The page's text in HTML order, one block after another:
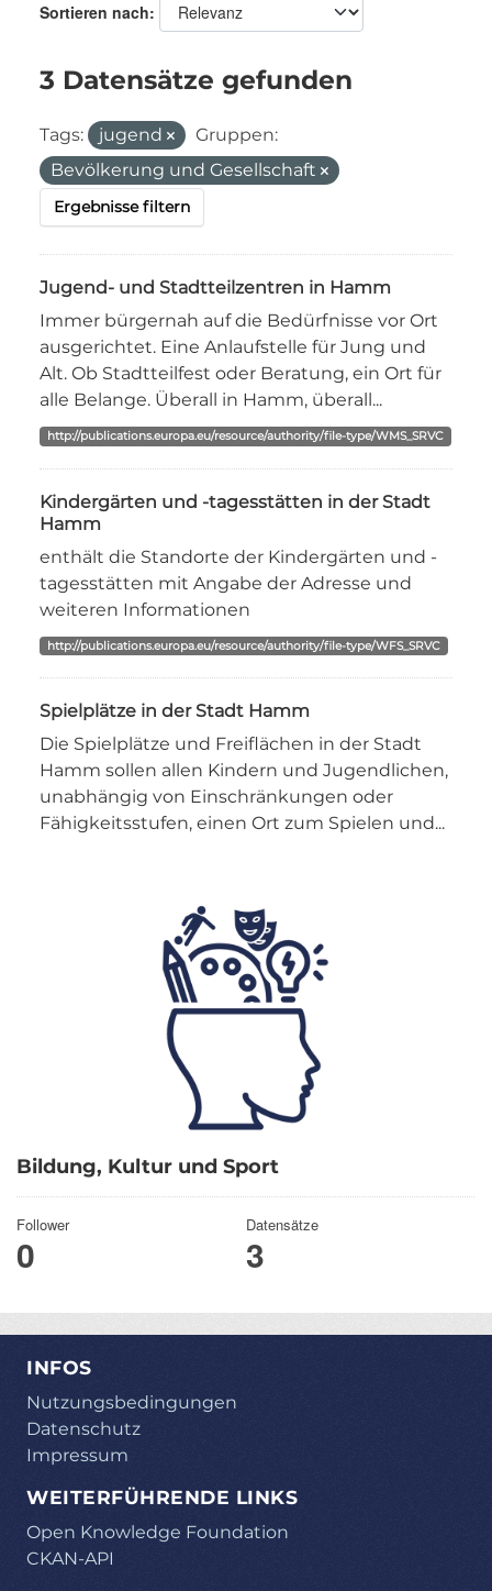
Bildung, Kultur und Sport
Follower
0
Datensätze
3
Sortieren nach
3 Datensätze gefunden
Tags: jugend
Gruppen:
Bevölkerung und Gesellschaft
Ergebnisse filtern
Jugend- und Stadtteilzentren in Hamm
Immer bürgernah auf die Bedürfnisse vor Ort
ausgerichtet. Eine Anlaufstelle für Jung und
Alt. Ob Stadtteilfest oder Beratung, ein Ort für
alle Belange. Überall in Hamm, überall...
http://publications.europa.eu/resource/authority/file-type/WMS_SRVC
Kindergärten und -tagesstätten in der Stadt
Hamm
enthält die Standorte der Kindergärten und -
tagesstätten mit Angabe der Adresse und
weiteren Informationen
http://publications.europa.eu/resource/authority/file-type/WFS_SRVC
Spielplätze in der Stadt Hamm
Die Spielplätze und Freiflächen in der Stadt
Hamm sollen allen Kindern und Jugendlichen,
unabhängig von Einschränkungen oder
Fähigkeitsstufen, einen Ort zum Spielen und...
INFOS
Nutzungsbedingungen
Datenschutz
Impressum
WEITERFÜHRENDE LINKS
Open Knowledge Foundation
CKAN-API